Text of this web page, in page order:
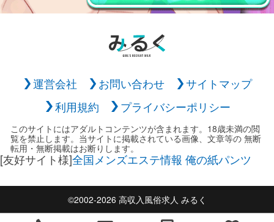
運営会社 お問い合わせ
サイトマップ
利用規約
プライバシーポリシー
このサイトにはアダルトコンテンツが含まれます。18歳未満の閲
覧を禁止します。当サイトに掲載されている画像、文章等の 無断
転用・無断掲載はお断りします。
[友好サイト様]全国メンズエステ情報 俺の紙パンツ
©2002-2026 高収入風俗求人 みるく